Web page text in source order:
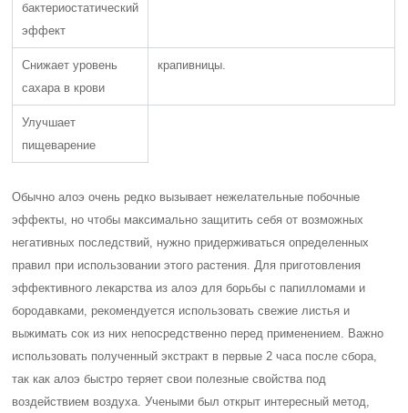
бактериостатический
эффект
Снижает уровень
сахара в крови
крапивницы.
Улучшает
пищеварение
Обычно алоэ очень редко вызывает нежелательные побочные
эффекты, но чтобы максимально защитить себя от возможных
негативных последствий, нужно придерживаться определенных
правил при использовании этого растения. Для приготовления
эффективного лекарства из алоэ для борьбы с папилломами и
бородавками, рекомендуется использовать свежие листья и
выжимать сок из них непосредственно перед применением. Важно
использовать полученный экстракт в первые 2 часа после сбора,
так как алоэ быстро теряет свои полезные свойства под
воздействием воздуха. Учеными был открыт интересный метод,